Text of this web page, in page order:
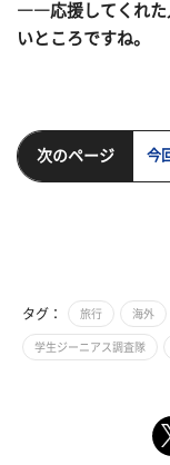
――応援してくれた
いところですね。
次のページ 今
タグ： 旅行 海外
学生ジーニアス調査隊